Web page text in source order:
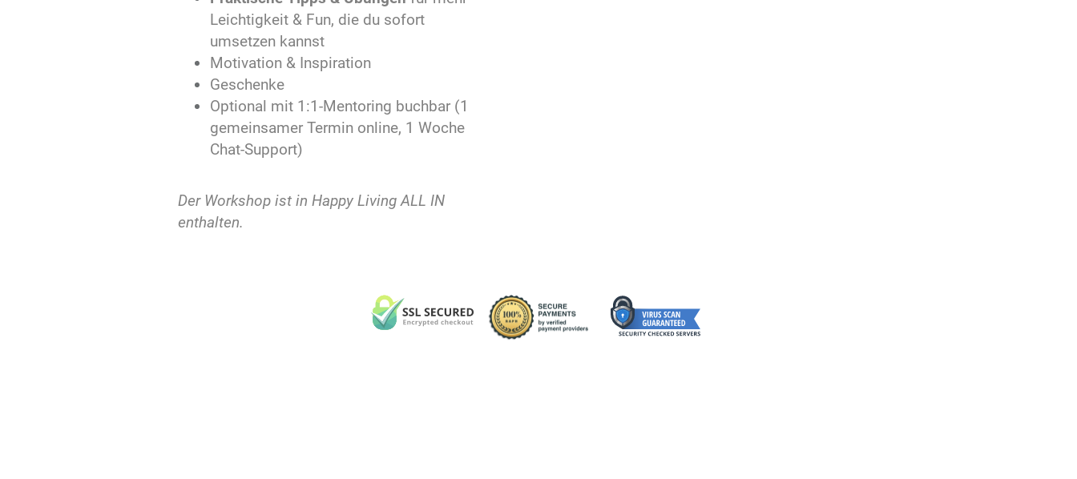
Leichtigkeit & Fun, die du sofort
umsetzen kannst
Motivation & Inspiration
Geschenke
Optional mit 1:1-Mentoring buchbar (1
gemeinsamer Termin online, 1 Woche
Chat-Support)
Der Workshop ist in Happy Living ALL IN
enthalten.